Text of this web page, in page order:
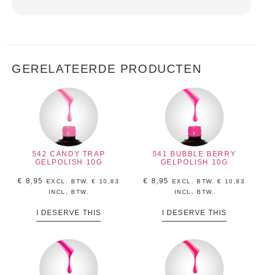
GERELATEERDE PRODUCTEN
542 CANDY TRAP
GELPOLISH 10G
€ 8,95 EXCL. BTW.€
10,83
INCL, BTW.
I DESERVE THIS
541 BUBBLE BERRY
GELPOLISH 10G
€ 8,95 EXCL. BTW.€
10,83
INCL, BTW.
I DESERVE THIS